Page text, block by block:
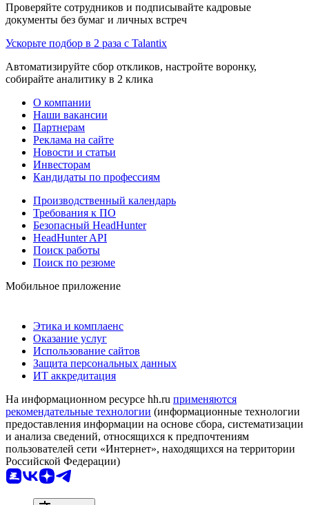
Проверяйте сотрудников и подписывайте кадровые
документы без бумаг и личных встреч
Ускорьте подбор в 2 раза с Talantix
Автоматизируйте сбор откликов, настройте воронку,
собирайте аналитику в 2 клика
О компании
Наши вакансии
Партнерам
Реклама на сайте
Новости и статьи
Инвесторам
Кандидаты по профессиям
Производственный календарь
Требования к ПО
Безопасный HeadHunter
HeadHunter API
Поиск работы
Поиск по резюме
Мобильное приложение
Этика и комплаенс
Оказание услуг
Использование сайтов
Защита персональных данных
ИТ аккредитация
На информационном ресурсе hh.ru применяются
рекомендательные технологии (информационные технологии
предоставления информации на основе сбора, систематизации
и анализа сведений, относящихся к предпочтениям
пользователей сети «Интернет», находящихся на территории
Российской Федерации)